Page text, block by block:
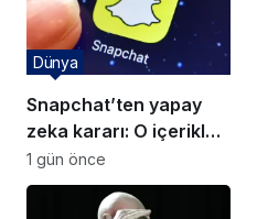
Snapchat’ten yapay
zeka kararı: O içerikler
artık önerilmeyecek
Dünya
1 gün önce